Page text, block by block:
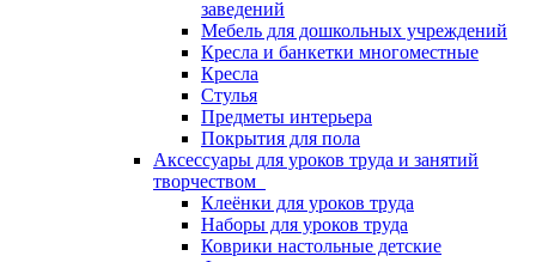
заведений
Мебель для дошкольных учреждений
Кресла и банкетки многоместные
Кресла
Стулья
Предметы интерьера
Покрытия для пола
Аксессуары для уроков труда и занятий
творчеством
Клеёнки для уроков труда
Наборы для уроков труда
Коврики настольные детские